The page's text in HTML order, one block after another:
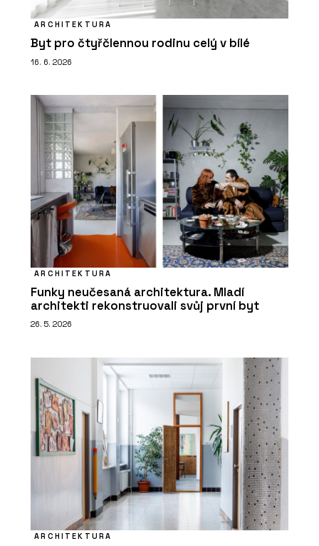
ARCHITEKTURA
Byt pro čtyřčlennou rodinu celý v bílé
16. 6. 2026
ARCHITEKTURA
Funky neučesaná architektura. Mladí
architekti rekonstruovali svůj první byt
26. 5. 2026
ARCHITEKTURA